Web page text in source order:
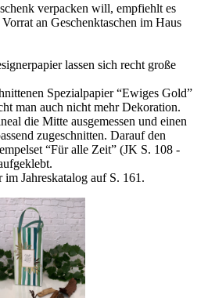
verpacken will, empfiehlt es
an Geschenktaschen im Haus
lassen sich recht große
Spezialpapier “Ewiges Gold”
man auch nicht mehr Dekoration.
die Mitte ausgemessen und einen
zugeschnitten. Darauf den
“Für alle Zeit” (JK S. 108 -
Jahreskatalog auf S. 161.